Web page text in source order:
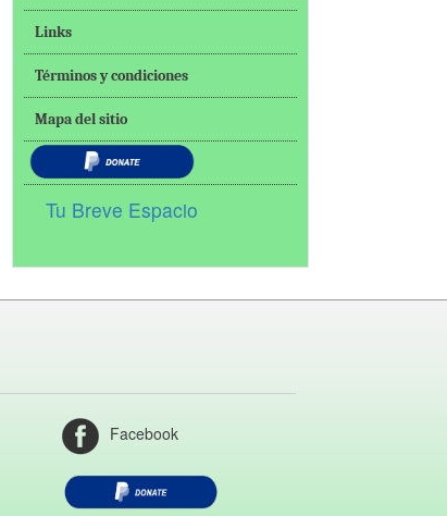
Links
Términos y condiciones
Mapa del sitio
Tu Breve Espacio
Facebook